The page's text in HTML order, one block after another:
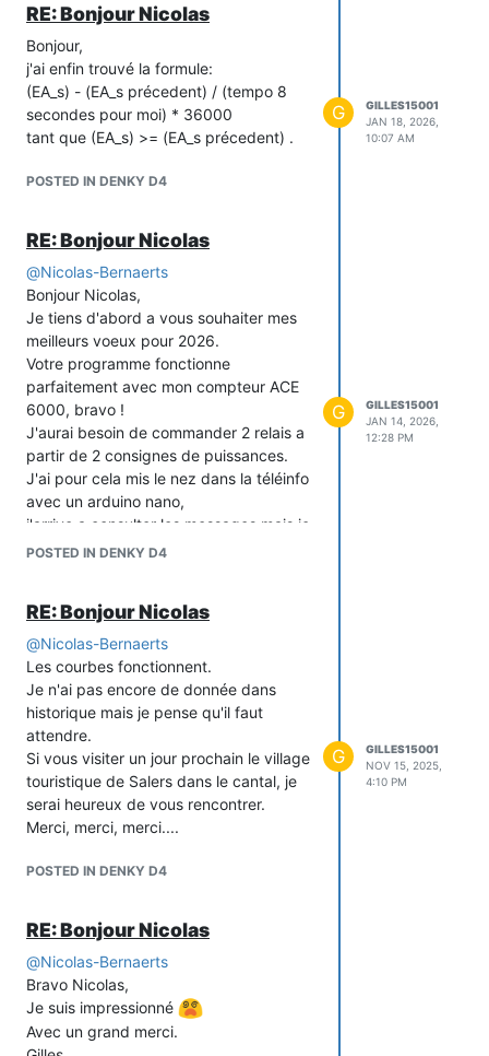
RE: Bonjour Nicolas
Bonjour,
j'ai enfin trouvé la formule:
(EA_s) - (EA_s précedent) / (tempo 8
secondes pour moi) * 36000
tant que (EA_s) >= (EA_s précedent) .
POSTED IN DENKY D4
G
GILLES15001
JAN 18, 2026,
10:07 AM
RE: Bonjour Nicolas
@Nicolas-Bernaerts
Bonjour Nicolas,
Je tiens d'abord a vous souhaiter mes
meilleurs voeux pour 2026.
Votre programme fonctionne
parfaitement avec mon compteur ACE
6000, bravo !
J'aurai besoin de commander 2 relais a
partir de 2 consignes de puissances.
J'ai pour cela mis le nez dans la téléinfo
avec un arduino nano,
j'arrive a consulter les messages mais je
ne comprend pas comment vous
Je ne trouve que 4 valeurs EA_s, ER+_s,
ER-_s et EAPP_s qui évoluent a chaque
message.
Je suis novice mais passionné.
Merci de votre aide.
POSTED IN DENKY D4
G
GILLES15001
JAN 14, 2026,
12:28 PM
RE: Bonjour Nicolas
@Nicolas-Bernaerts
Les courbes fonctionnent.
Je n'ai pas encore de donnée dans
historique mais je pense qu'il faut
attendre.
Si vous visiter un jour prochain le village
touristique de Salers dans le cantal, je
serai heureux de vous rencontrer.
Merci, merci, merci....
POSTED IN DENKY D4
G
GILLES15001
NOV 15, 2025,
4:10 PM
RE: Bonjour Nicolas
@Nicolas-Bernaerts
Bravo Nicolas,
Je suis impressionné
Avec un grand merci.